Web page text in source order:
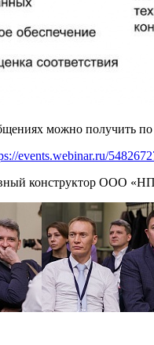
можно получить по
events.webinar.ru/
конструктор ООО